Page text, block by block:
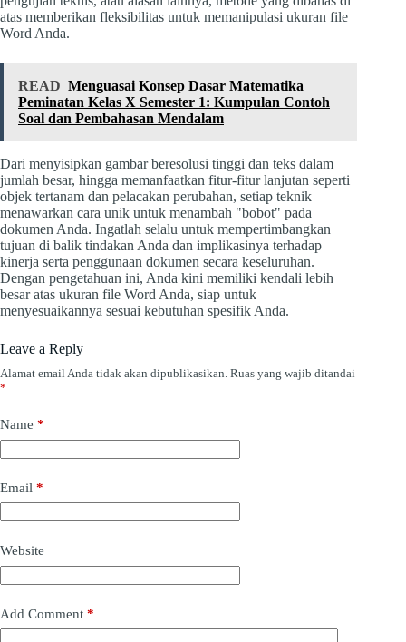
atas memberikan fleksibilitas untuk memanipulasi ukuran file
Word Anda.
READ Menguasai Konsep Dasar Matematika
Peminatan Kelas X Semester 1: Kumpulan Contoh
Soal dan Pembahasan Mendalam
Dari menyisipkan gambar beresolusi tinggi dan teks dalam
jumlah besar, hingga memanfaatkan fitur-fitur lanjutan seperti
objek tertanam dan pelacakan perubahan, setiap teknik
menawarkan cara unik untuk menambah "bobot" pada
dokumen Anda. Ingatlah selalu untuk mempertimbangkan
tujuan di balik tindakan Anda dan implikasinya terhadap
kinerja serta penggunaan dokumen secara keseluruhan.
Dengan pengetahuan ini, Anda kini memiliki kendali lebih
besar atas ukuran file Word Anda, siap untuk
menyesuaikannya sesuai kebutuhan spesifik Anda.
Leave a Reply
Alamat email Anda tidak akan dipublikasikan. Ruas yang wajib ditandai
*
Name *
Email *
Website
Add Comment *